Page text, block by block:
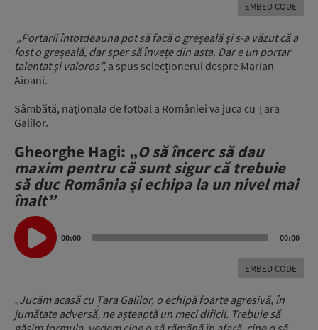
EMBED CODE
„Portarii întotdeauna pot să facă o greșeală și s-a văzut că a
fost o greșeală, dar sper să învețe din asta. Dar e un portar
talentat și valoros”, a spus selecționerul despre Marian
Aioani.
Sâmbătă, naționala de fotbal a României va juca cu Țara
Galilor.
Gheorghe Hagi: „O să încerc să dau
maxim pentru că sunt sigur că trebuie
să duc România și echipa la un nivel mai
înalt”
Audio
Player
00:00 00:00
EMBED CODE
„Jucăm acasă cu Țara Galilor, o echipă foarte agresivă, în
jumătate adversă, ne așteaptă un meci dificil. Trebuie să